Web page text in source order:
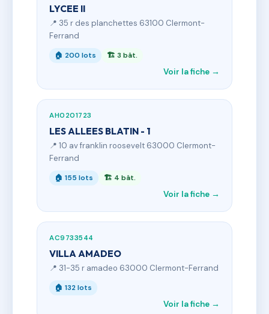
LYCEE II
📍 35 r des planchettes 63100 Clermont-
Ferrand
🏠 200 lots 🏗 3 bât.
Voir la fiche →
AH0201723
LES ALLEES BLATIN - 1
📍 10 av franklin roosevelt 63000 Clermont-
Ferrand
🏠 155 lots 🏗 4 bât.
Voir la fiche →
AC9733544
VILLA AMADEO
📍 31-35 r amadeo 63000 Clermont-Ferrand
🏠 132 lots
Voir la fiche →